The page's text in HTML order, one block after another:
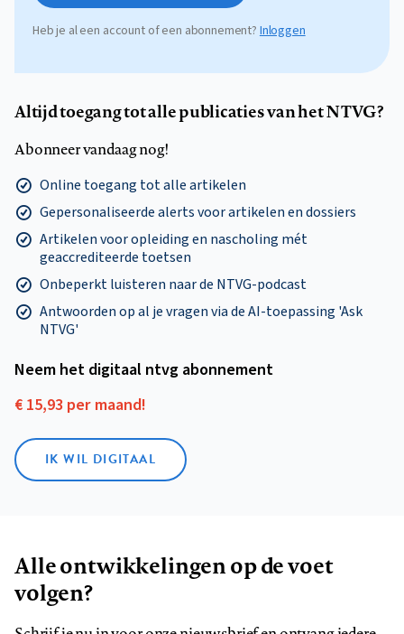
Heb je al een account of een abonnement?Inloggen
Altijd toegang tot alle publicaties van het NTVG?
Abonneer vandaag nog!
Online toegang tot alle artikelen
Gepersonaliseerde alerts voor artikelen en dossiers
Artikelen voor opleiding en nascholing mét
geaccrediteerde toetsen
Onbeperkt luisteren naar de NTVG-podcast
Antwoorden op al je vragen via de AI-toepassing 'Ask
NTVG'
Neem het digitaal ntvg abonnement
€ 15,93 per maand!
IK WIL DIGITAAL
Alle ontwikkelingen op de voet
volgen?